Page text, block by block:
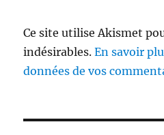
Ce site utilise Akismet
indésirables.En savoir
données de vos